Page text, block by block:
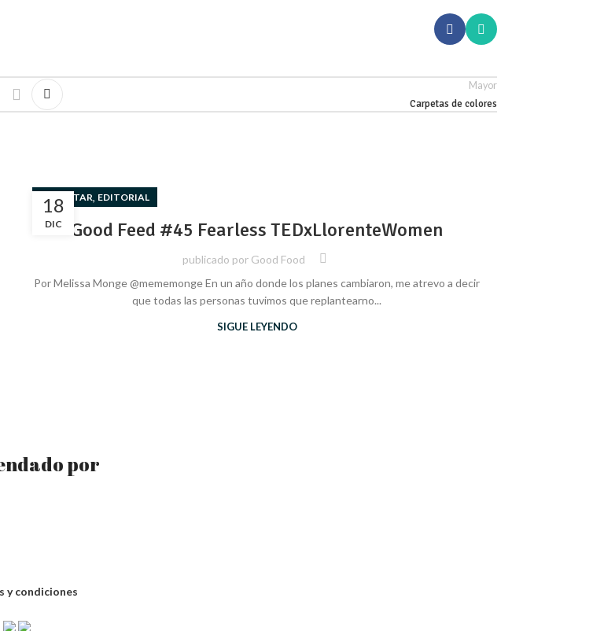
Mayor
Carpetas de colores
18
DIC
BIENESTAR, EDITORIAL
Good Feed #45 Fearless TEDxLlorenteWomen
publicado por Good Food
Por Melissa Monge @mememonge En un año donde los planes cambiaron, me atrevo a decir
que todas las personas tuvimos que replantearno...
SIGUE LEYENDO
por
y condiciones